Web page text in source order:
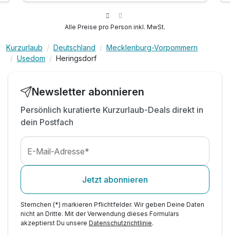
inkl. Eintritt in die romantische Wellnessoase
inkl. Bademantel & Saunahandtuch & Wohlfühlbox
1 x Genießer Guthaben in Höhe von 100,00 EUR
inkl. Bettwäsche und Handtücher
1 regionales Produkt auf dem Zimmer zur Anreise
Alle Preise pro Person inkl. MwSt.
Kurzurlaub Deutschland
Mecklenburg-Vorpommern
Usedom
Heringsdorf
Newsletter abonnieren
Persönlich kuratierte Kurzurlaub-Deals direkt in
dein Postfach
E-Mail-Adresse*
Jetzt abonnieren
Sternchen (*) markieren Pflichtfelder. Wir geben Deine Daten
nicht an Dritte. Mit der Verwendung dieses Formulars
akzeptierst Du unsere Datenschutzrichtlinie.